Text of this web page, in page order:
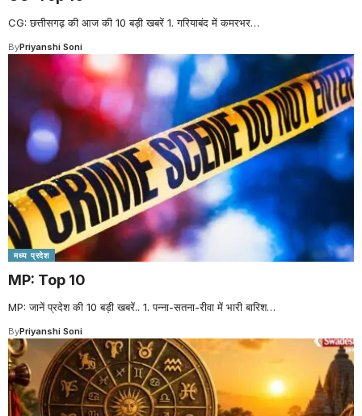
CG: छत्तीसगढ़ की आज की 10 बड़ी खबरें 1. गरियाबंद में कमरभर…
ByPriyanshi Soni
मध्य प्रदेश
MP: Top 10
MP: जानें प्रदेश की 10 बड़ी खबरें.. 1. पन्ना-सतना-रीवा में भारी बारिश…
ByPriyanshi Soni